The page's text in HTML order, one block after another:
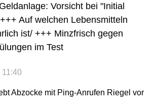
Vorsicht bei "Initial
Auf welchen Lebensmitteln
ist/ +++ Minzfrisch gegen
im Test
Abzocke mit Ping-Anrufen Riegel vor